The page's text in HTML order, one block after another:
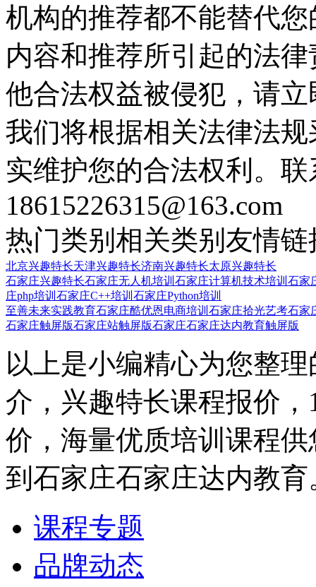
机构的推荐都不能替代
内容和推荐所引起的法
他合法权益被侵犯，请
我们将根据相关法律法
实维护您的合法权利。
18615226315@163.com
热门类别 相关类别 友情链
北京兴趣特长天津兴趣特长济南兴趣特长太原兴趣特长
石家庄兴趣特长石家庄无人机培训 石家庄计算机技术培训 石家
庄php培训 石家庄C++培训 石家庄Python培训
至善未来实践教育石家庄酷优恩电商培训 石家庄拾光艺考石家
石家庄触屏版石家庄站触屏版石家庄石家庄达内教育触屏版
以上是小编精心为您整
介，兴趣特长课程报价
价，海量优质培训课程
到石家庄石家庄达内教育
课程专题
品牌动态